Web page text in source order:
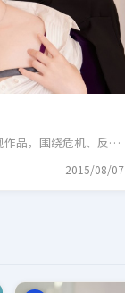
品，围绕危机、反转
2015/08/07